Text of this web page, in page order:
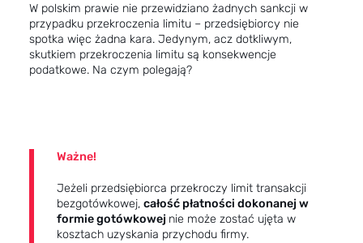
W polskim prawie nie przewidziano żadnych sankcji w
przypadku przekroczenia limitu – przedsiębiorcy nie
spotka więc żadna kara. Jedynym, acz dotkliwym,
skutkiem przekroczenia limitu są konsekwencje
podatkowe. Na czym polegają?
Ważne!
Jeżeli przedsiębiorca przekroczy limit transakcji
bezgotówkowej, całość płatności dokonanej w
formie gotówkowej nie może zostać ujęta w
kosztach uzyskania przychodu firmy.